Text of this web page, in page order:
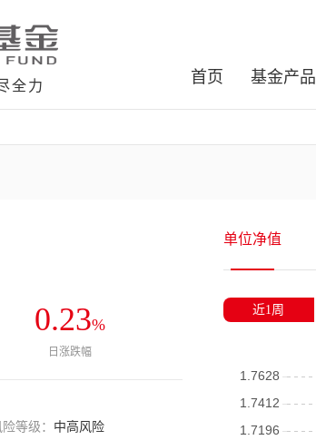
全力 首页 基金产品
0.23%
日涨跌幅
等级： 中高风险
单位净值
近1周